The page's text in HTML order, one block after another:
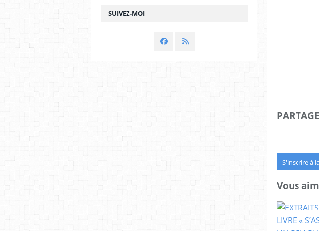
S'inscrire à
Vous
SUIVEZ-MOI